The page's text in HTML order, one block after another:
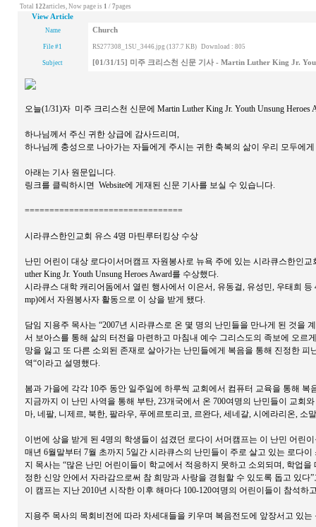
Total 122articles, Now page is 1 / 7pages
View Article
Name Church
File #1 RS277308_1SU_3446.jpg (137.7 KB) Download : 805
Subject [01/31/15] 미주 크리스천 신문 기사 - Martin Luther King Jr.
오늘(1/31)자 미주 크리스천 신문에 Martin Luther King Jr. Youth Unsung
하나님께서 주신 귀한 상급에 감사드리며,
하나님께 충성으로 나아가는 자들에게 주시는 귀한 축복의 삶이 우리 모두에
아래는 기사 원문입니다.
링크를 클릭하시면 Website에 게재된 신문 기사를 보실 수 있습니다.
================================
시라큐스한인교회 유스 4명 마틴루터킹상 수상
난민 어린이 대상 로다이서머캠프 자원봉사로 뉴욕 주에 있는 시라큐스한인
uther King Jr. Youth Unsung Heroes Award를 수상했다.
시라큐스 대학 캐리어돔에서 열린 행사에서 이은서, 유동걸, 유성민, 우태희
mp)에서 자원봉사자 활동으로 이 상을 받게 됐다.
담임 지용주 목사는 “2007년 시라큐스로 온 몇 명의 난민들을 만나게 된 것을
서 보아스를 통해 삶의 터전을 마련하고 마침내 예수 그리스도의 족보에 오르
망을 잃고 또 다른 소외된 존재로 살아가는 난민들에게 복음을 통해 진정한
역“이라고 설명했다.
봄과 가을에 각각 10주 동안 일주일에 하루씩 교회에서 컴퓨터 교육을 통해
지금까지 이 난민 사역을 통해 부탄, 23개국에서 온 700여명의 난민들이 교회
마, 네팔, 니제르, 북한, 팔라우, 푸에르토리코, 르완다, 세네갈, 시에라리온, 소
이번에 상을 받게 된 4명의 학생들이 섬겼던 로다이 서머캠프는 이 난민 어린
매년 6월말부터 7월 초까지 5일간 시라큐스의 난민들이 주로 살고 있는 로다
지 목사는 “많은 난민 어린이들이 학교에서 적응하지 못하고 소외되며, 학업
정한 신앙 안에서 자라감으로써 참 희망과 사랑을 경험할 수 있도록 돕고 있다”
이 캠프는 지난 2010년 시작한 이후 해마다 100-120여명의 어린이들이 참석
지용주 목사의 목회비전에 따라 차세대들을 키우며 복음전도에 앞장서고 있